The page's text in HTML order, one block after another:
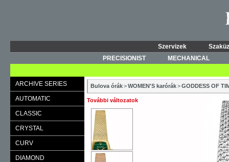
Szervizek
PRECISIONIST
MECHANICAL
ARCHIVE SERIES
AUTOMATIC
CLASSIC
CRYSTAL
CURV
DIAMOND
Bulova órák>WOMEN'S karórák>GODDESS OF
További változatok